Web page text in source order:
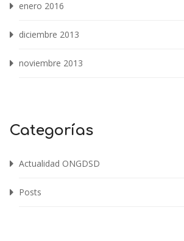
enero 2016
diciembre 2013
noviembre 2013
Categorías
Actualidad ONGDSD
Posts